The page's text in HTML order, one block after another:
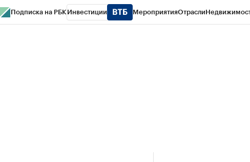
Подписка на РБК Инвестиции МероприятияОтрасли